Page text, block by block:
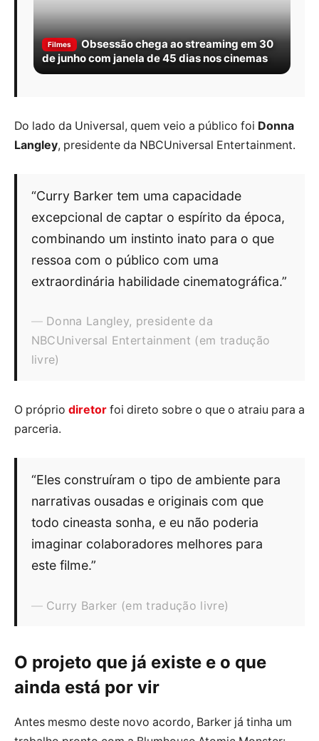
Filmes
Obsessão chega ao streaming em 30
de junho com janela de 45 dias nos cinemas
Do lado da Universal, quem veio a público foi Donna
Langley, presidente da NBCUniversal Entertainment.
“Curry Barker tem uma capacidade
excepcional de captar o espírito da época,
combinando um instinto inato para o que
ressoa com o público com uma
extraordinária habilidade cinematográfica.”
Donna Langley, presidente da
NBCUniversal Entertainment (em tradução
livre)
O próprio diretor foi direto sobre o que o atraiu para a
parceria.
“Eles construíram o tipo de ambiente para
narrativas ousadas e originais com que
todo cineasta sonha, e eu não poderia
imaginar colaboradores melhores para
este filme.”
Curry Barker (em tradução livre)
O projeto que já existe e o que
ainda está por vir
Antes mesmo deste novo acordo, Barker já tinha um